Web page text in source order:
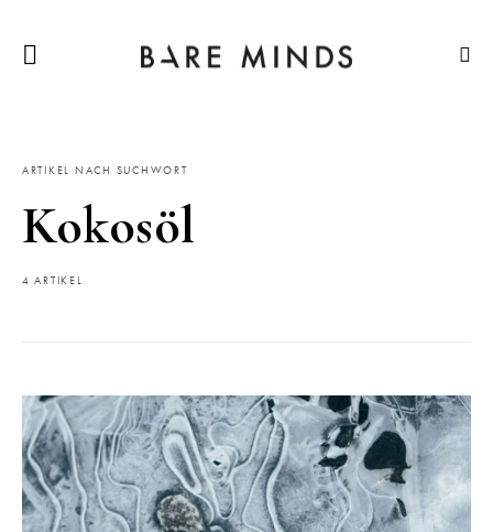
ARTIKEL NACH SUCHWORT
Kokosöl
4 ARTIKEL